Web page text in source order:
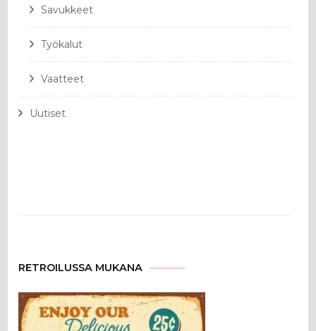
Savukkeet
Työkalut
Vaatteet
Uutiset
RETROILUSSA MUKANA